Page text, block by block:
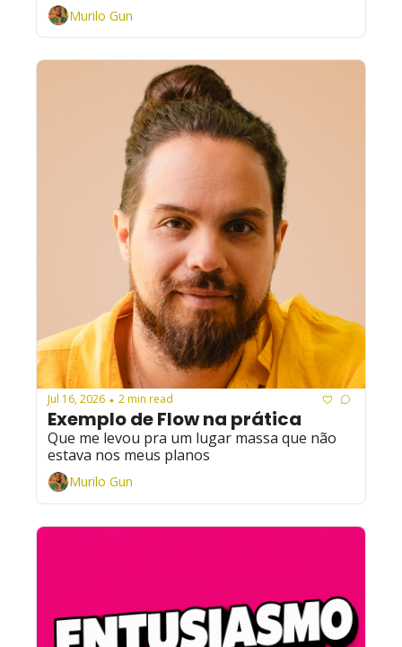
Murilo Gun
Jul 16, 2026 • 2 min read
Exemplo de Flow na prática
Que me levou pra um lugar massa que não
estava nos meus planos
Murilo Gun